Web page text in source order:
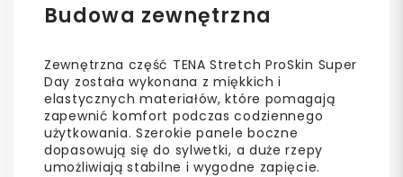
Budowa zewnętrzna
Zewnętrzna część TENA Stretch ProSkin Super
Day została wykonana z miękkich i
elastycznych materiałów, które pomagają
zapewnić komfort podczas codziennego
użytkowania. Szerokie panele boczne
dopasowują się do sylwetki, a duże rzepy
umożliwiają stabilne i wygodne zapięcie.